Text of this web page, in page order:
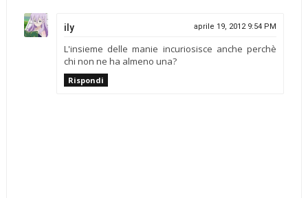
ily aprile 19, 2012 9:54 PM
L'insieme delle manie incuriosisce anche perchè
chi non ne ha almeno una?
Rispondi